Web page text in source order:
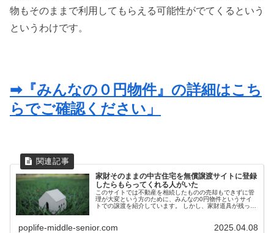
物もそのままで利用してもらえる可能性がでてくるという
というわけです。
➡『みんなの０円物件』の詳細はこち
らでご確認ください」
家財そのままの中古住宅を無償譲渡サイトに登録
したらもらってくれる人がいた
このサイトでは不動産を相続したものの売却もできずに管
理が大変という方のために、みんなの0円物件というサイ
トでの譲渡を紹介しています。 しかし、家財道具が残って
poplife-middle-senior.com 2025.04.08